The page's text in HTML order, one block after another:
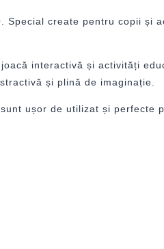
create pentru copii și
interactivă și activități
și plină de imaginație.
ușor de utilizat și perfecte